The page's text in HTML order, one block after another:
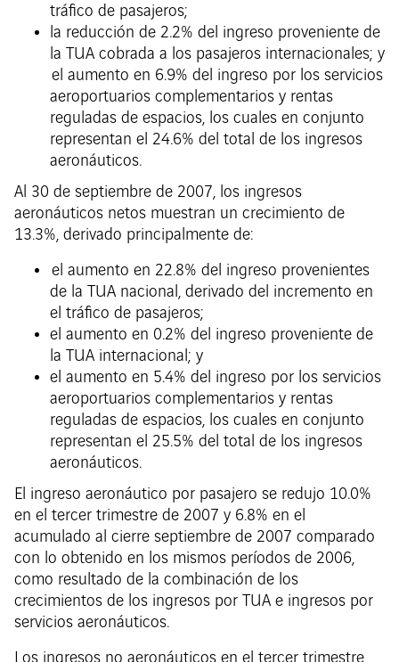
tráfico de pasajeros;
la reducción de 2.2% del ingreso proveniente de
la TUA cobrada a los pasajeros internacionales; y
el aumento en 6.9% del ingreso por los servicios
aeroportuarios complementarios y rentas
reguladas de espacios, los cuales en conjunto
representan el 24.6% del total de los ingresos
aeronáuticos.
Al 30 de septiembre de 2007, los ingresos
aeronáuticos netos muestran un crecimiento de
13.3%, derivado principalmente de:
el aumento en 22.8% del ingreso provenientes
de la TUA nacional, derivado del incremento en
el tráfico de pasajeros;
el aumento en 0.2% del ingreso proveniente de
la TUA internacional; y
el aumento en 5.4% del ingreso por los servicios
aeroportuarios complementarios y rentas
reguladas de espacios, los cuales en conjunto
representan el 25.5% del total de los ingresos
aeronáuticos.
El ingreso aeronáutico por pasajero se redujo 10.0%
en el tercer trimestre de 2007 y 6.8% en el
acumulado al cierre septiembre de 2007 comparado
con lo obtenido en los mismos períodos de 2006,
como resultado de la combinación de los
crecimientos de los ingresos por TUA e ingresos por
servicios aeronáuticos.